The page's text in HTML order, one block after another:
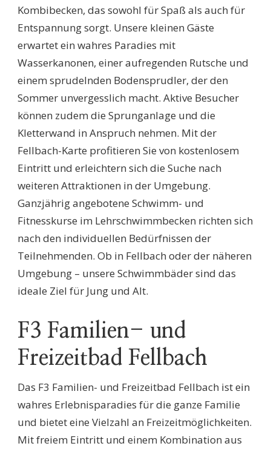
Kombibecken, das sowohl für Spaß als auch für
Entspannung sorgt. Unsere kleinen Gäste
erwartet ein wahres Paradies mit
Wasserkanonen, einer aufregenden Rutsche und
einem sprudelnden Bodensprudler, der den
Sommer unvergesslich macht. Aktive Besucher
können zudem die Sprunganlage und die
Kletterwand in Anspruch nehmen. Mit der
Fellbach-Karte profitieren Sie von kostenlosem
Eintritt und erleichtern sich die Suche nach
weiteren Attraktionen in der Umgebung.
Ganzjährig angebotene Schwimm- und
Fitnesskurse im Lehrschwimmbecken richten sich
nach den individuellen Bedürfnissen der
Teilnehmenden. Ob in Fellbach oder der näheren
Umgebung – unsere Schwimmbäder sind das
ideale Ziel für Jung und Alt.
F3 Familien- und
Freizeitbad Fellbach
Das F3 Familien- und Freizeitbad Fellbach ist ein
wahres Erlebnisparadies für die ganze Familie
und bietet eine Vielzahl an Freizeitmöglichkeiten.
Mit freiem Eintritt und einem Kombination aus